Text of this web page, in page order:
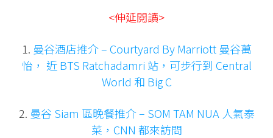
<伸延閱讀>
1. 曼谷酒店推介 – Courtyard By Marriott 曼谷萬
怡， 近 BTS Ratchadamri 站，可步行到 Central
World 和 Big C
2. 曼谷 Siam 區晚餐推介 – SOM TAM NUA 人氣泰
菜，CNN 都來訪問